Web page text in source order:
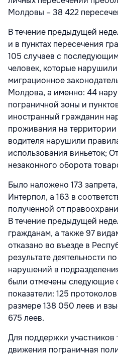
Молдовы – 38 422
В течение предыдущей
и в пунктах пересечения
105 случаев с
человек, которые
миграционное
Молдова, а именно: 44
пограничной зоны и
иностранный гражданин
проживания на
водителя нарушили
использования виньеток;
незаконного оборота
Было наложено 173
Интерпол, а 163 в
полученной от
В течение предыдущей
гражданам, а также 97
отказано во въезде в
результате деятельности
нарушений в
были отмечены следующие
показатели: 125
размере 138 050 леев и
675 леев.
Для поддержки участников
движения пограничная